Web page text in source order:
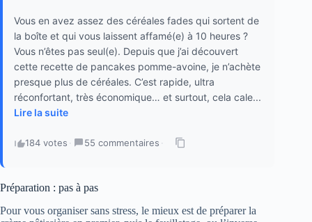
Vous en avez assez des céréales fades qui sortent de
la boîte et qui vous laissent affamé(e) à 10 heures ?
Vous n’êtes pas seul(e). Depuis que j’ai découvert
cette recette de pancakes pomme-avoine, je n’achète
presque plus de céréales. C’est rapide, ultra
réconfortant, très économique… et surtout, cela cale...
Lire la suite
184 votes · 55 commentaires ·
Préparation : pas à pas
Pour vous organiser sans stress, le mieux est de préparer la